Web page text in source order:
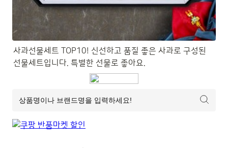
사과선물세트 TOP10! 신선하고 품질 좋은 사과로 구성된
선물세트입니다. 특별한 선물로 좋아요.